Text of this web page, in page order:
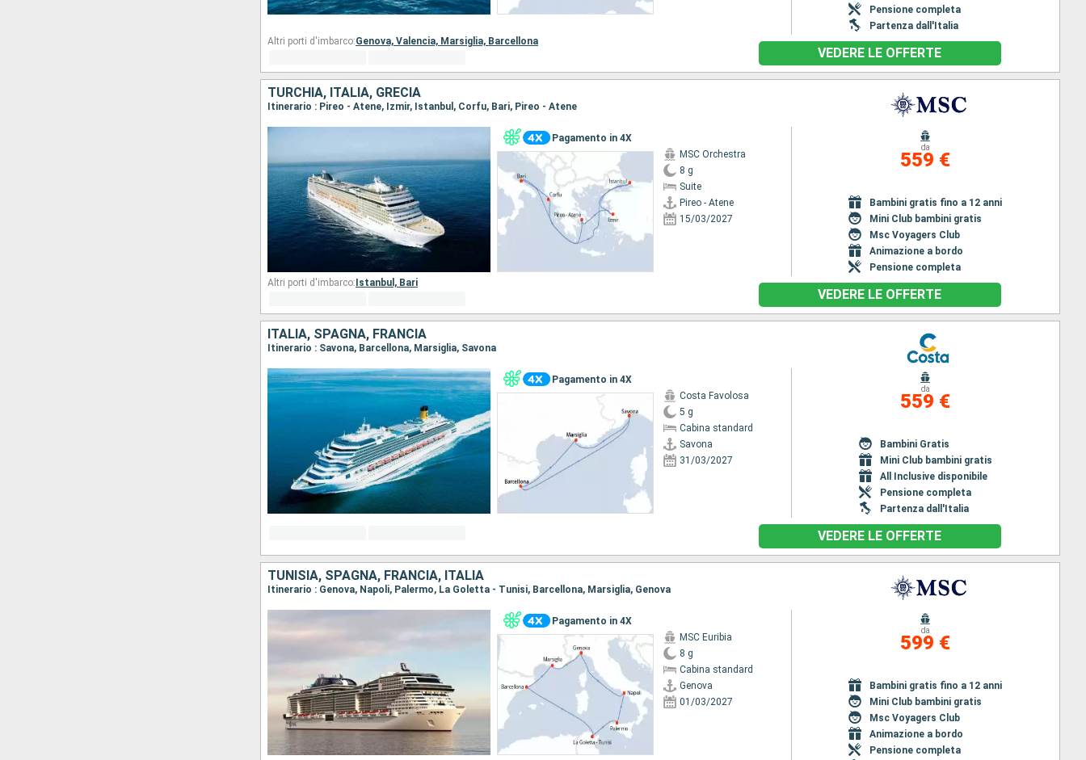
Pensione completa
Partenza dall'Italia
Altri porti d'imbarco:Genova, Valencia, Marsiglia, Barcellona
VEDERE LE OFFERTE
TURCHIA, ITALIA, GRECIA
Itinerario : Pireo - Atene, Izmir, Istanbul, Corfu, Bari, Pireo - Atene
Pagamento in 4X
MSC Orchestra
8 g
Suite
Pireo - Atene
15/03/2027
da
559 €
Bambini gratis fino a 12 anni
Mini Club bambini gratis
Msc Voyagers Club
Animazione a bordo
Pensione completa
Altri porti d'imbarco: Istanbul, Bari
VEDERE LE OFFERTE
ITALIA, SPAGNA, FRANCIA
Itinerario : Savona, Barcellona, Marsiglia, Savona
Pagamento in 4X
Costa Favolosa
5 g
Cabina standard
Savona
31/03/2027
da
559 €
Bambini Gratis
Mini Club bambini gratis
All Inclusive disponibile
Pensione completa
Partenza dall'Italia
VEDERE LE OFFERTE
TUNISIA, SPAGNA, FRANCIA, ITALIA
Itinerario : Genova, Napoli, Palermo, La Goletta - Tunisi, Barcellona, Marsiglia, Genova
Pagamento in 4X
MSC Euribia
8 g
Cabina standard
Genova
01/03/2027
da
599 €
Bambini gratis fino a 12 anni
Mini Club bambini gratis
Msc Voyagers Club
Animazione a bordo
Pensione completa